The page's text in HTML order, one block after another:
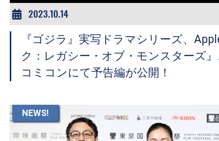
2023.10.14
『ゴジラ』実写ドラマシリーズ、
ク：レガシー・オブ・モンスターズ
コミコンにて予告編が公開！
NEWS!